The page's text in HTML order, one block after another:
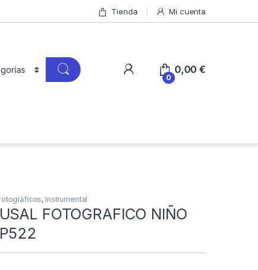
Tienda Mi cuenta
0
0,00€
, Instrumental
FOTOGRAFICO NIÑO